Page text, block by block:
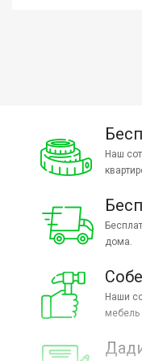
Наш
дома.
Наши
мебель